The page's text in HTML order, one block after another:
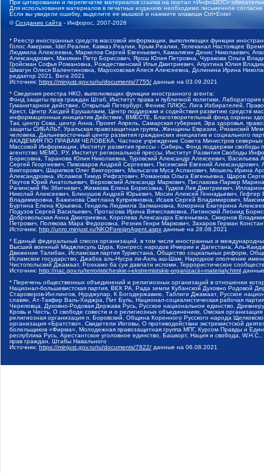
При цитировании и перепечатке материалов ссылка на портал «ИнфоШОС»
Для использования материалов в печатных изданиях необходимо письменное
Если вы увидели ошибку, выделите ее мышкой и нажмите клавиши Ctrl+Enter
©Создание сайта - Инфорос, 2007-2026
* Реестр иностранных средств массовой информации, выполняющих функции
Голос Америки, Idel.Реалии, Кавказ.Реалии, Крым.Реалии, Телеканал Настоящее
Людмила Алексеевна, Маркелов Сергей Евгеньевич, Камалягин Денис Николаевич,
Александрович, Маняхин Петр Борисович, Ярош Юлия Петровна, Чуракова Ольга
Гройсман Софья Романовна, Рождественский Илья Дмитриевич, Апухтина Юлия
Шмагун Олеся Валентиновна, Мароховская Алеся Алексеевна, Долинина Ирина
редактор 2021, Вега 2021
Источник: https://minjust.gov.ru/ru/documents/7755/ данные на 03.09.2021
* Сведения реестра НКО, выполняющих функции иностранного агента:
Фонд защиты прав граждан Штаб, Институт права и публичной политики,
Гуманитарное действие, Открытый Петербург, Феникс ПЛЮС, Лига Избирателей,
Крест, Центр Хасдей Ерушалаим, Центр поддержки и содействия развитию средств
информационных инициатив Действие, ВМЕСТЕ, Благотворительный фонд охраны
Так, центр Сова, центр Анна, Проект Апрель, Самарская губерния, Эра здоровья,
защиты СИБАЛЬТ, Уральская правозащитная группа, Женщины Евразии, Рязанский
человека, Дальневосточный центр развития гражданских инициатив и социального
АКАДЕМИЯ ПО ПРАВАМ ЧЕЛОВЕКА, Частное учреждение Совета Министров северных
Массовой Информации, Институт развития прессы - Сибирь, Фонд поддержки
агентство МЕМО. РУ, Институт региональной прессы, Институт Развития Свободы
Борисовна, Таранова Юлия Николаевна, Туровский Александр Алексеевич,
Сергей Георгиевич, Пивоваров Андрей Сергеевич, Писемский Евгений
Викторович, Шарипков Олег Викторович, Мальсагов Муса Асланович, Мошель Ирина
Александровна, Исламов Тимур Рифгатович, Романова Ольга Евгеньевна, Щаров
Паутов Юрий Анатольевич, Верховский Александр Маркович, Пислакова-Паркер
Рачинский Ян Збигневич, Жемкова Елена Борисовна, Гудков Лев Дмитриевич,
Николай Алексеевич, Блинушов Андрей Юрьевич, Мосин Алексей Геннадьевич,
Владимировна, Баженова Светлана Куприяновна, Исаев Сергей Владимирович,
Буртина Елена Юрьевна, Гендель Людмила Залмановна, Кокорина Екатерина
Подузов Сергей Васильевич, Протасова Ирина Вячеславовна, Литинский Леонид
Добровольская Анна Дмитриевна, Королева Александра Евгеньевна, Смирнов
Петрович, Полякова Мара Федоровна, Резник Генри Маркович, Захаров Герман
Источник: http://unro.minjust.ru/NKOForeignAgent.aspx данные на 28.08.2021
* Единый федеральный список организаций, в том числе иностранных и
Высший военный Маджлисуль Шура, Конгресс народов Ичкерии и Дагестана, Аль-
Движение Талибан, Исламская партия Туркестана, Общество социальных реформ,
Исламское государство, Джабха аль-Нусра ли-Ахль аш-Шам, Народное ополчение
Чистопольский Джамаат, Рохнамо ба суи давлати исломи, Террористическое
Источник: http://nac.gov.ru/terroristicheskie-i-ekstremistskie-organizacii-i-materialy.html
* Перечень общественных объединений и религиозных организаций в отношении
Национал-большевистская партия, ВЕК РА, Рада земли Кубанской Духовно Родовой
Староверов-Инглингов, Нурджулар, К Богодержавию, Таблиги Джамаат, Русское
славян, Ат-Такфир Валь-Хиджра, Пит Буль, Национал-социалистическая рабочая
Череповца, Духовно-Родовая Держава Русь, Русское национальное единство,
Кровь и Честь, О свободе совести и о религиозных объединениях, Омская
религиозная организация п. Боровский, Община Коренного Русского народа
организация «Братство», Свидетели Иеговы, О противодействии экстремистской
болельщиков «Фирма», Молодежная правозащитная группа МПГ, Курсом Правды и
республика Русь, Арестантское уголовное единство, Башкорт, Нация и свобода,
прав граждан, Штабы Навального
Источник: https://minjust.gov.ru/ru/documents/7822/ данные на 06.08.2021